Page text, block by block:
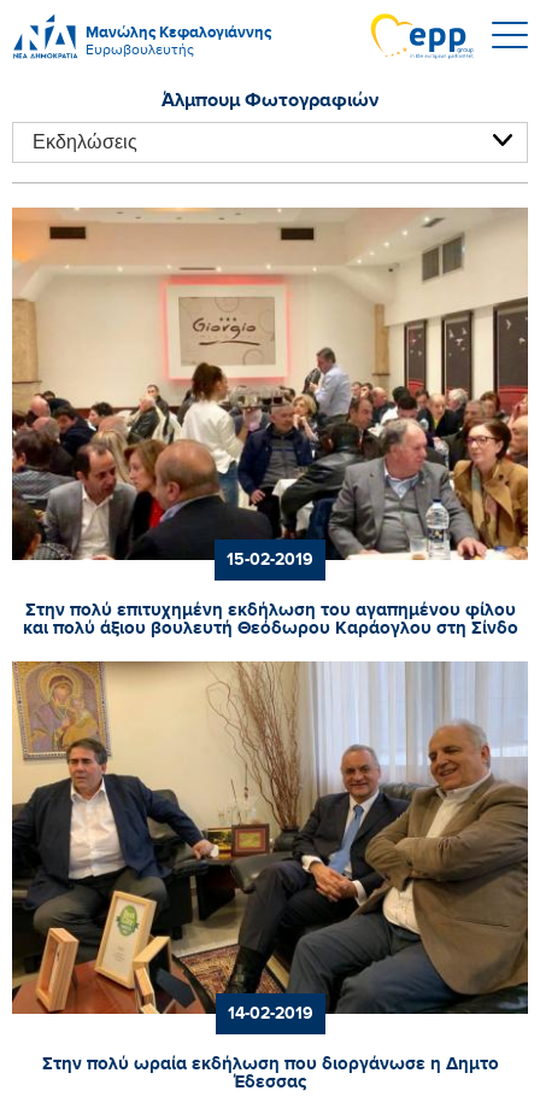
Μανώλης Κεφαλογιάννης
Ευρωβουλευτής
Άλμπουμ Φωτογραφιών
15-02-2019
Στην πολύ επιτυχημένη εκδήλωση του αγαπημένου φίλου
και πολύ άξιου βουλευτή Θεόδωρου Καράογλου στη Σίνδο
14-02-2019
Στην πολύ ωραία εκδήλωση που διοργάνωσε η Δημτο
Έδεσσας